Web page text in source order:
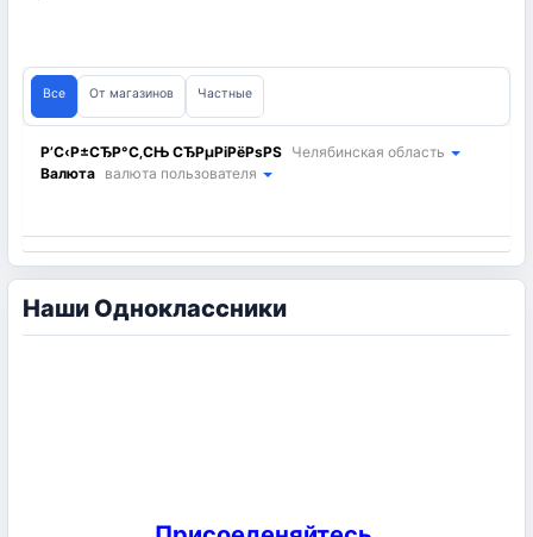
Все От магазинов Частные
Р’С‹Р±СЂР°С‚СЊ СЂРµРіРёРѕРЅ Челябинская область
Валюта валюта пользователя
Наши Одноклассники